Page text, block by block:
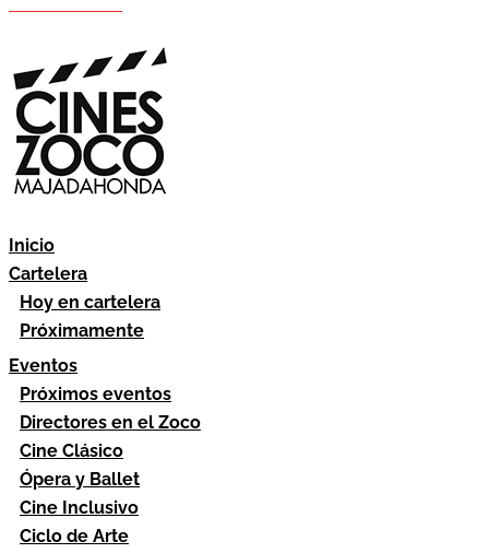
Inicio
Cartelera
Hoy en cartelera
Próximamente
Eventos
Próximos eventos
Directores en el Zoco
Cine Clásico
Ópera y Ballet
Cine Inclusivo
Ciclo de Arte